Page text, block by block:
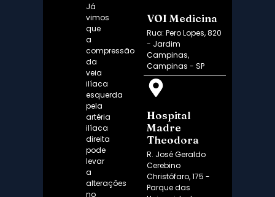
Já
vimos
que
a
compressão
da
veia
ilíaca
esquerda
pela
artéria
ilíaca
direita
pode
levar
a
alterações
no
VOI Medicina
Rua: Pero Lopes, 820
- Jardim
Campinas,
Campinas - SP
Hospital
Madre
Theodora
R. José Geraldo
Cerebino
Christófaro, 175 -
Parque das